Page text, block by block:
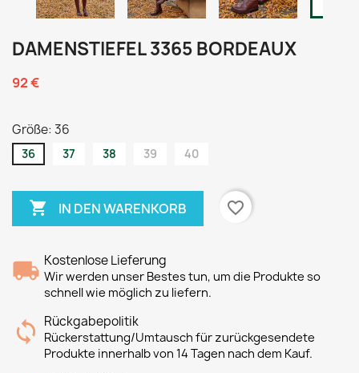
DAMENSTIEFEL 3365 BORDEAUX
92 €
Größe: 36
36 37 38 39 40
 IN DEN WARENKORB favorite_border
Kostenlose Lieferung
Wir werden unser Bestes tun, um die Produkte so
schnell wie möglich zu liefern.
Rückgabepolitik
Rückerstattung/Umtausch für zurückgesendete
Produkte innerhalb von 14 Tagen nach dem Kauf.